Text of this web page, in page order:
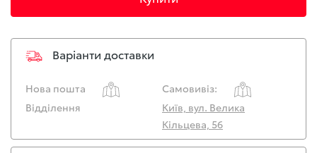
Варіанти доставки
Нова пошта
Самовивіз:
Відділення
Київ, вул. Велика
Кільцева, 56